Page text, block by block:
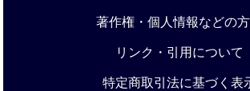
著作権・個人情報などの
リンク・引用について
特定商取引法に基づく表